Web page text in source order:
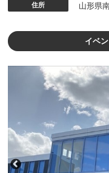
住所 山形県
イベ